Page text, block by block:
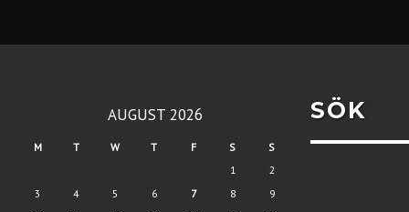
AUGUST 2026
M T W T F S
S
1
2
3
4 5 6 7 8
9
SÖK